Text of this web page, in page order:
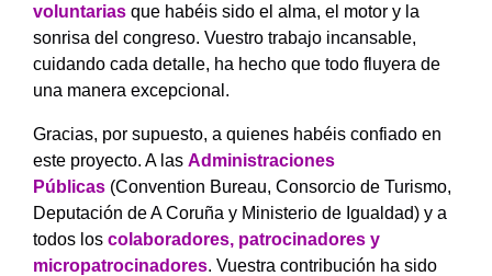
voluntarias que habéis sido el alma, el motor y la
sonrisa del congreso. Vuestro trabajo incansable,
cuidando cada detalle, ha hecho que todo fluyera de
una manera excepcional.
Gracias, por supuesto, a quienes habéis confiado en
este proyecto. A las Administraciones
Públicas (Convention Bureau, Consorcio de Turismo,
Deputación de A Coruña y Ministerio de Igualdad) y a
todos los colaboradores, patrocinadores y
micropatrocinadores. Vuestra contribución ha sido